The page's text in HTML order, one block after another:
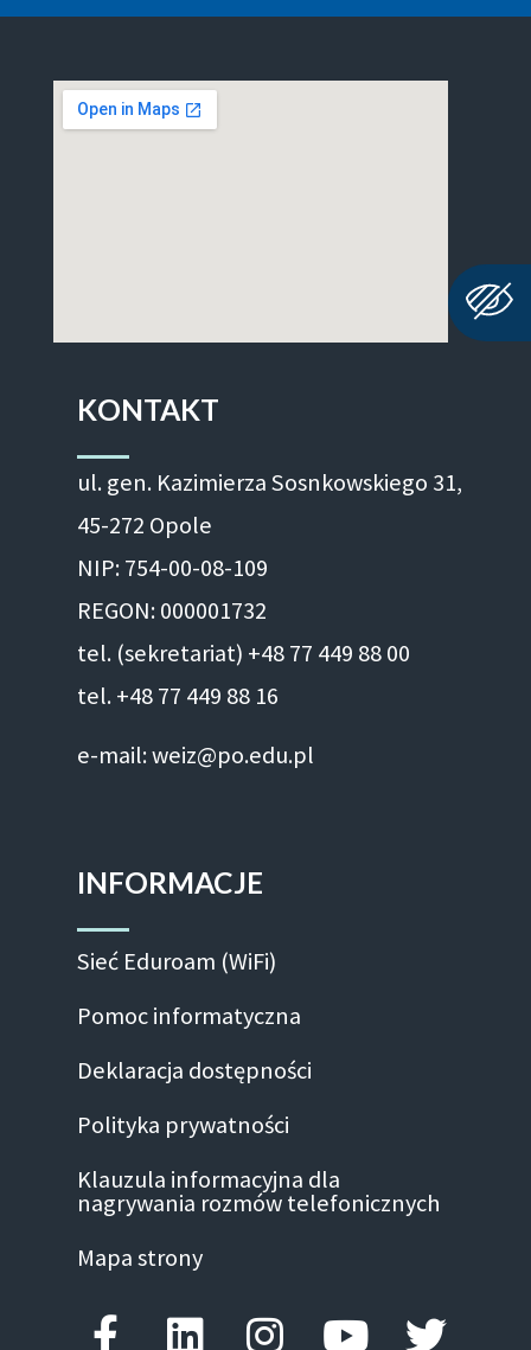
KONTAKT
ul. gen. Kazimierza Sosnkowskiego 31,
45-272 Opole
NIP: 754-00-08-109
REGON: 000001732
tel. (sekretariat) +48 77 449 88 00
tel. +48 77 449 88 16
e-mail: weiz@po.edu.pl
INFORMACJE
Sieć Eduroam (WiFi)
Pomoc informatyczna
Deklaracja dostępności
Polityka prywatności
Klauzula informacyjna dla
nagrywania rozmów telefonicznych
Mapa strony
Facebook-f
LinkedinInstagram
Youtube